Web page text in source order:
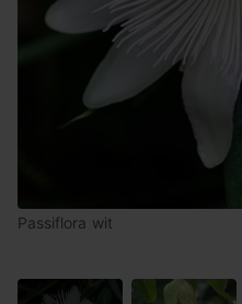
Passiflora wit